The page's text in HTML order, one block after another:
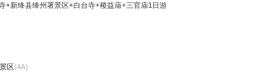
+新绛县绛州署景区+白台寺+稷益庙+三官庙1日游
区(4A)